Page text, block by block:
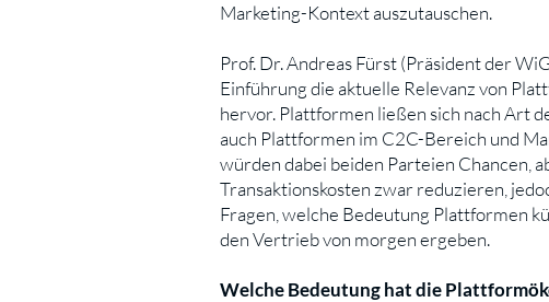
Marketing-Kontext auszutauschen.
Prof. Dr. Andreas Fürst (Präsident der
Einführung die aktuelle Relevanz von
hervor. Plattformen ließen sich nach Art
auch Plattformen im C2C-Bereich und
würden dabei beiden Parteien Chancen,
Transaktionskosten zwar reduzieren,
Fragen, welche Bedeutung Plattformen
den Vertrieb von morgen ergeben.
Welche Bedeutung hat die